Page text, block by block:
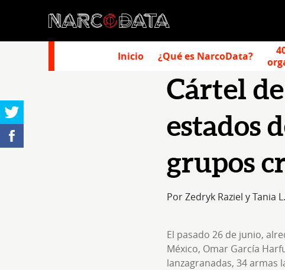
Inicio ¿Qué es NarcoData?
Cártel
estados
grupos
Por Zedryk Raziel y Tania
El pasado 26 de junio,
México, Omar García
lanzagranadas, 34 armas